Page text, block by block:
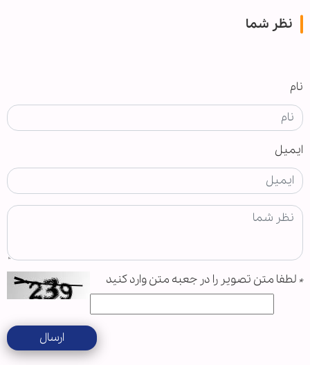
نظر شما
نام
ایمیل
* لطفا متن تصویر را در جعبه متن وارد کنید
ارسال